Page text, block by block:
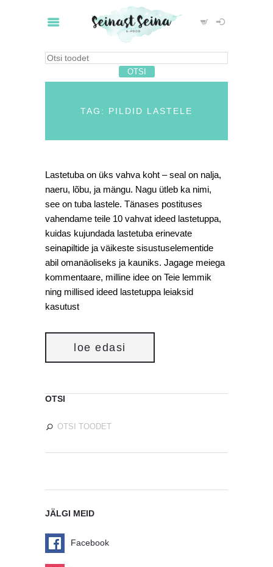
TAG: PILDID LASTELE
Lastetuba on üks vahva koht – seal on nalja,
naeru, lõbu, ja mängu. Nagu ütleb ka nimi,
see on tuba lastele. Tänases postituses
vahendame teile 10 vahvat ideed lastetuppa,
kuidas kujundada lastetuba erinevate
seinapiltide ja väikeste sisustuselementide
abil omanäoliseks ja kauniks. Jagage meiega
kommentaare, milline idee on Teie lemmik
ning millised ideed lastetuppa leiaksid
kasutust
loe edasi
OTSI
JÄLGI MEID
Facebook